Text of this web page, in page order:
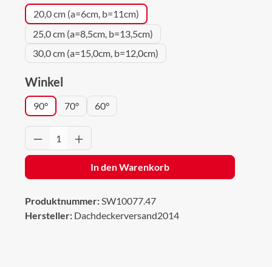
20,0 cm (a=6cm, b=11cm)
25,0 cm (a=8,5cm, b=13,5cm)
30,0 cm (a=15,0cm, b=12,0cm)
Winkel
90° 70° 60°
Produkt Anzahl: Gib den gewünschten
In den Warenkorb
Produktnummer:SW10077.47
Hersteller: Dachdeckerversand2014